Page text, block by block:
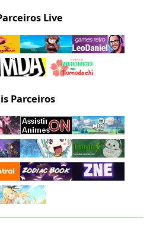
Live
Parceiros